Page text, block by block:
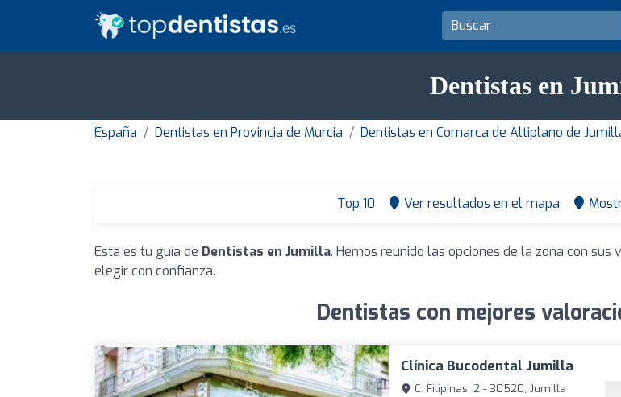
Dentistas en
España Dentistas en Provincia de Murcia Dentistas en Comarca de Altiplano de
Top 10 Ver resultados en el mapa
Esta es tu guía de Dentistas en Jumilla. Hemos reunido las opciones de la zona con
elegir con confianza.
Dentistas con mejores
Clínica Bucodental Jumilla
C. Filipinas, 2 - 30520, Jumilla